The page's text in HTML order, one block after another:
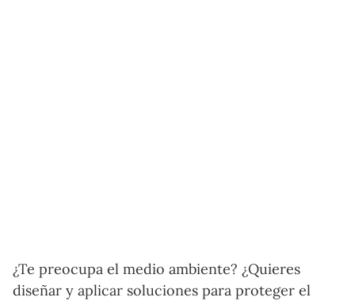
¿Te preocupa el medio ambiente? ¿Quieres
diseñar y aplicar soluciones para proteger el